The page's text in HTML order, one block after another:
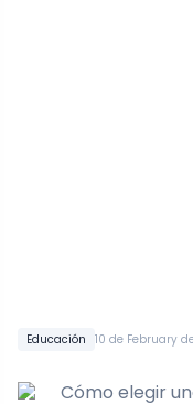
Educación 10 de February